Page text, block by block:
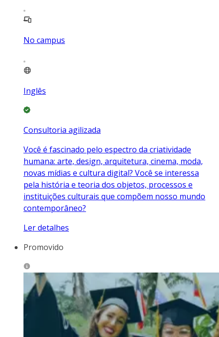
No campus
Inglês
Consultoria agilizada
Você é fascinado pelo espectro da criatividade
humana: arte, design, arquitetura, cinema, moda,
novas mídias e cultura digital? Você se interessa
pela história e teoria dos objetos, processos e
instituições culturais que compõem nosso mundo
contemporâneo?
Ler detalhes
Promovido